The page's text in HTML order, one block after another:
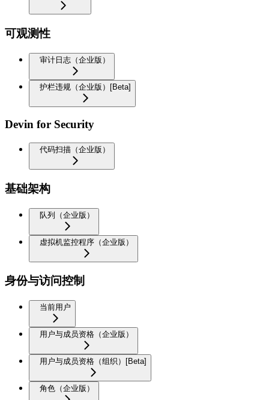
可观测性
审计日志（企业版）
护栏违规（企业版）[Beta]
Devin for Security
代码扫描（企业版）
基础架构
队列（企业版）
虚拟机监控程序（企业版）
身份与访问控制
当前用户
用户与成员资格（企业版）
用户与成员资格（组织）[Beta]
角色（企业版）